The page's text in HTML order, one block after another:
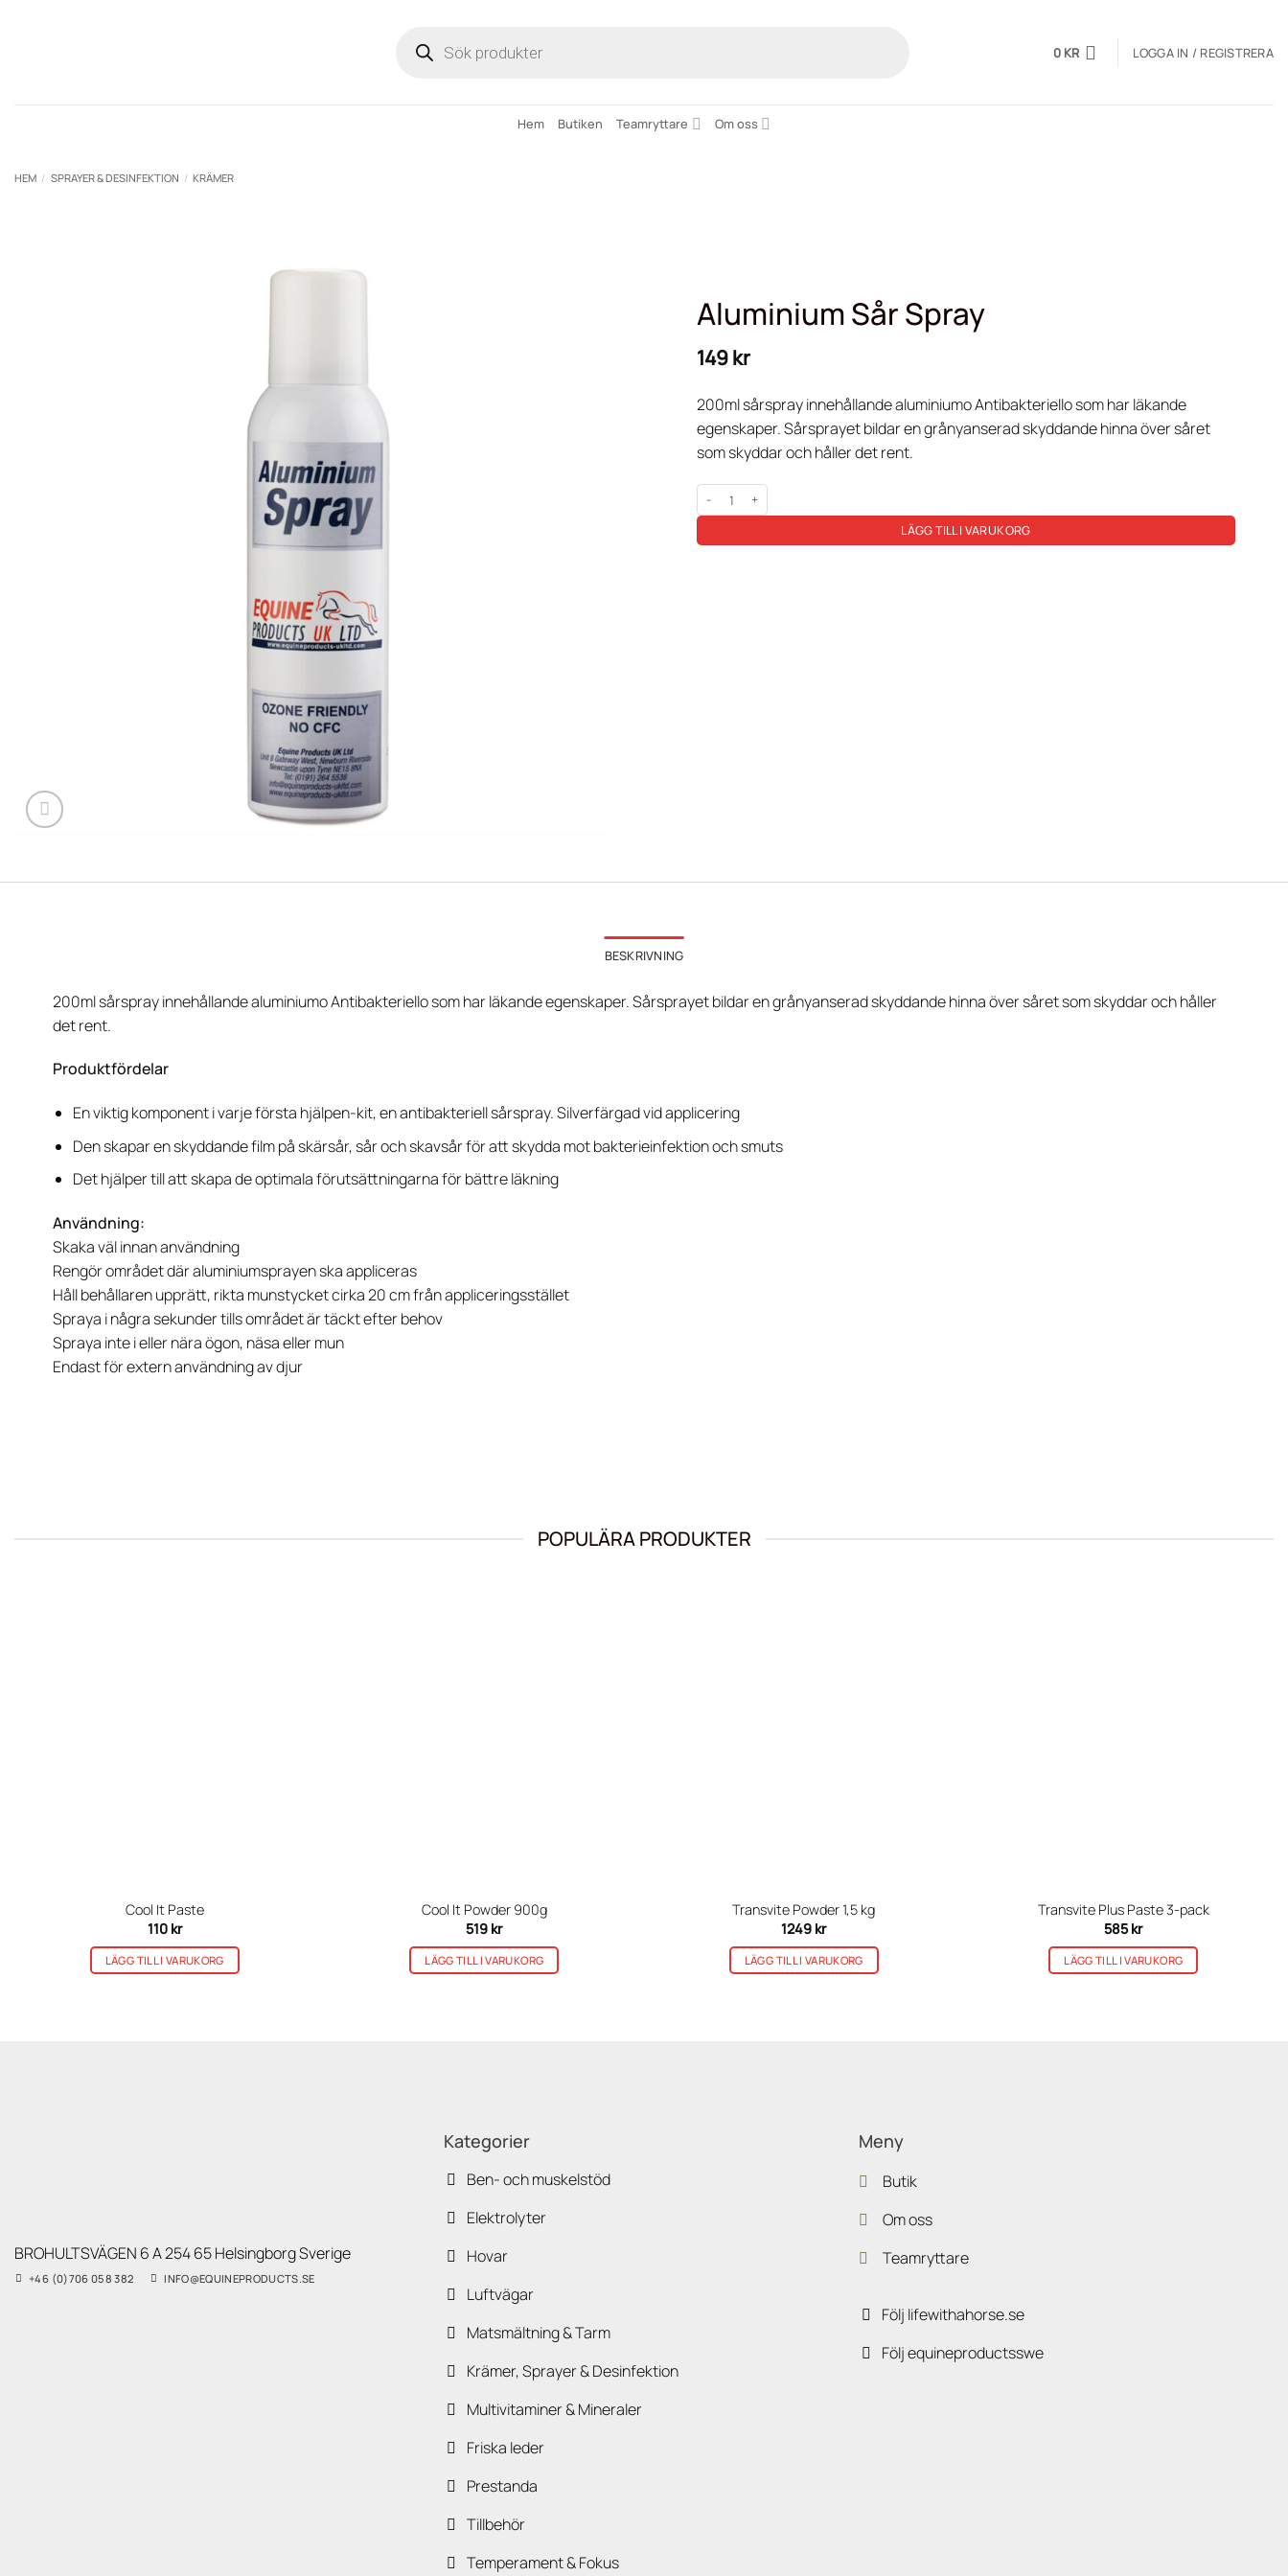
search
0 KR LOGGA IN / REGISTRERA
Hem Butiken Teamryttare Om oss
HEM / SPRAYER & DESINFEKTION / KRÄMER
Aluminium Sår Spray
149kr
200ml sårspray innehållande aluminiumo Antibakteriello som har läkande
egenskaper. Sårsprayet bildar en grånyanserad skyddande hinna över såret
som skyddar och håller det rent.
Aluminium Sår Spray mängd
LÄGG TILL I VARUKORG
BESKRIVNING
200ml sårspray innehållande aluminiumo Antibakteriello som har läkande egenskaper. Sårsprayet bildar en grånyanserad skyddande hinna över såret som skyddar och håller
det rent.
Produktfördelar
En viktig komponent i varje första hjälpen-kit, en antibakteriell sårspray. Silverfärgad vid applicering
Den skapar en skyddande film på skärsår, sår och skavsår för att skydda mot bakterieinfektion och smuts
Det hjälper till att skapa de optimala förutsättningarna för bättre läkning
Användning:
Skaka väl innan användning
Rengör området där aluminiumsprayen ska appliceras
Håll behållaren upprätt, rikta munstycket cirka 20 cm från appliceringsstället
Spraya i några sekunder tills området är täckt efter behov
Spraya inte i eller nära ögon, näsa eller mun
Endast för extern användning av djur
POPULÄRA PRODUKTER
Cool It Paste
110 kr
LÄGG TILL I VARUKORG
Cool It Powder 900g
519 kr
LÄGG TILL I VARUKORG
Transvite Powder 1,5 kg
1249 kr
LÄGG TILL I VARUKORG
Transvite Plus Paste 3-pack
585kr
LÄGG TILL I VARUKORG
BROHULTSVÄGEN 6 A 254 65 Helsingborg Sverige
+46 (0)706 058 382 INFO@EQUINEPRODUCTS.SE
Kategorier
Ben- och muskelstöd
Elektrolyter
Hovar
Luftvägar
Matsmältning & Tarm
Krämer, Sprayer & Desinfektion
Multivitaminer & Mineraler
Friska leder
Prestanda
Tillbehör
Temperament & Fokus
Meny
Butik
Om oss
Teamryttare
Följ lifewithahorse.se
Följ equineproductsswe